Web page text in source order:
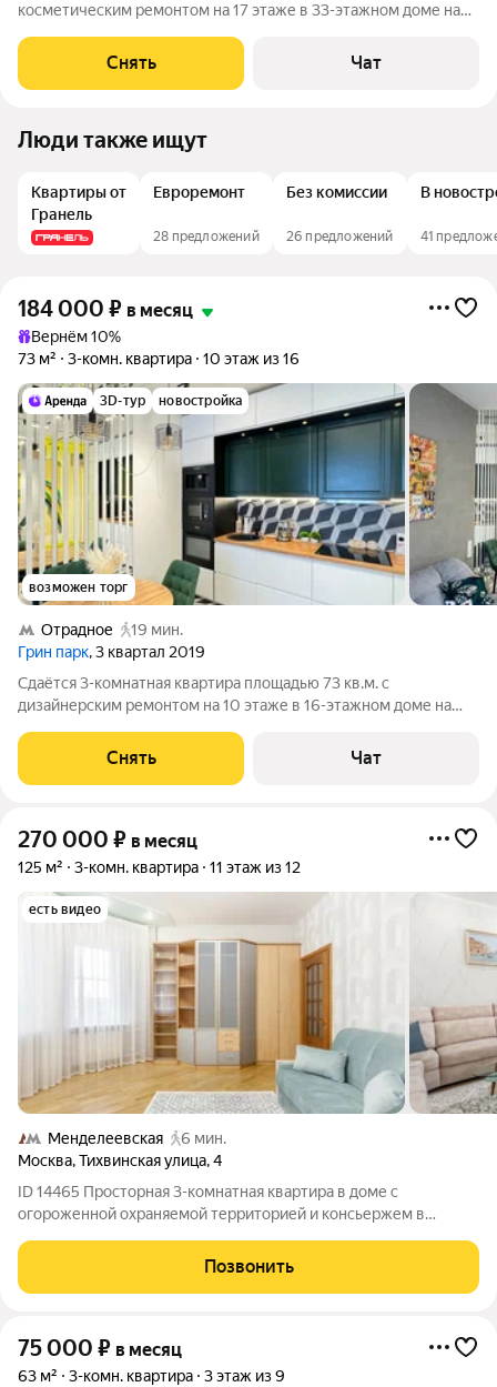
косметическим ремонтом на 17 этаже в 33-этажном доме на
Снять Чат
Люди также ищут
Квартиры от
Гранель
Евроремонт
28 предложений
Без комиссии
26 предложений
В
41
184 000 ₽ в месяц
Вернём 10%
73 м²
3-комн. квартира 10 этаж из 16
3D-тур новостройка
возможен торг
Отрадное
19 мин.
Грин парк, 3 квартал 2019
Сдаётся 3-комнатная квартира площадью 73 кв.м. с
дизайнерским ремонтом на 10 этаже в 16-этажном доме на
Стиральная машина Холодильник Кондиционер
Микроволновка Дом - монолитный. Есть
Снять Чат
270 000 ₽ в месяц
125 м² 3-комн. квартира 11 этаж из 12
есть видео
Менделеевская
6 мин.
Москва,Тихвинская улица,4
ID 14465 Просторная 3-комнатная квартира в доме с
огороженной охраняемой территорией и консьержем в
расположена на 11 этаже. Превосходная полностью
оборудованная квартира с удобной планировкой:
Позвонить
75 000 ₽ в месяц
63 м² 3-комн. квартира 3 этаж из 9